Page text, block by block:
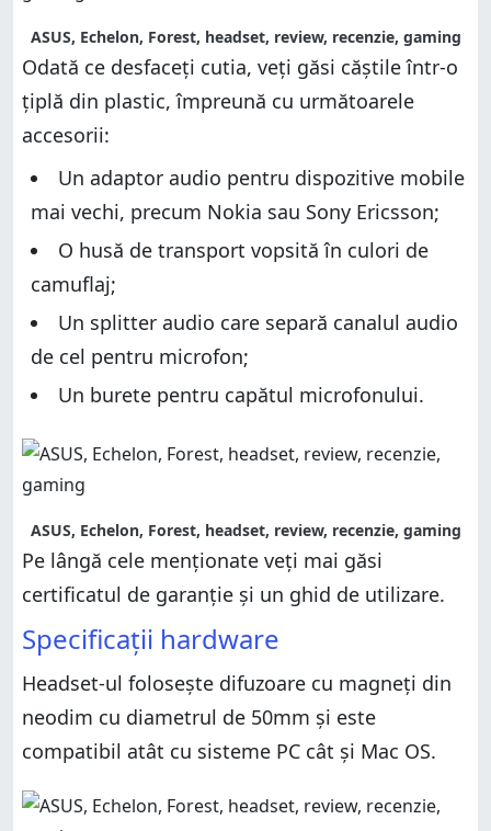
ASUS, Echelon, Forest, headset, review, recenzie, gaming
Odată ce desfaceți cutia, veți găsi căștile într-o
țiplă din plastic, împreună cu următoarele
accesorii:
Un adaptor audio pentru dispozitive mobile
mai vechi, precum Nokia sau Sony Ericsson;
O husă de transport vopsită în culori de
camuflaj;
Un splitter audio care separă canalul audio
de cel pentru microfon;
Un burete pentru capătul microfonului.
ASUS, Echelon, Forest, headset, review, recenzie, gaming
Pe lângă cele menționate veți mai găsi
certificatul de garanție și un ghid de utilizare.
Specificații hardware
Headset-ul folosește difuzoare cu magneți din
neodim cu diametrul de 50mm și este
compatibil atât cu sisteme PC cât și Mac OS.